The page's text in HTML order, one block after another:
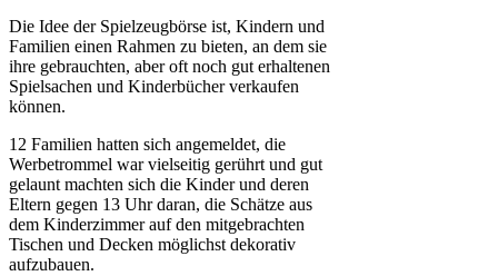
Die Idee der Spielzeugbörse ist, Kindern und
Familien einen Rahmen zu bieten, an dem sie
ihre gebrauchten, aber oft noch gut erhaltenen
Spielsachen und Kinderbücher verkaufen
können.
12 Familien hatten sich angemeldet, die
Werbetrommel war vielseitig gerührt und gut
gelaunt machten sich die Kinder und deren
Eltern gegen 13 Uhr daran, die Schätze aus
dem Kinderzimmer auf den mitgebrachten
Tischen und Decken möglichst dekorativ
aufzubauen.